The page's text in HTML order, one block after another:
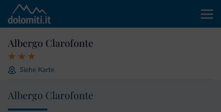
Albergo Clarofonte
Siehe Karte
Albergo Clarofonte